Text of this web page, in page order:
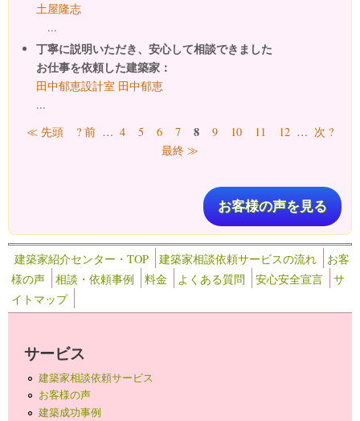
土屋隆志
...
丁寧に説明いただき、安心して相談できました
お仕事を依頼した建築家：
田中郁恵設計室 田中郁恵
...
ページ
≪ 先頭 ? 前 … 4 5 6 7 8 9 10 11 12 … 次 ?
最終 ≫
お客様の声を見る
建築家紹介センター・TOP 建築家相談依頼サービスの流れ
お客
様の声
相談・依頼事例 料金 よくある質問 安心安全宣言
サ
イトマップ
サービス
建築家相談依頼サービス
お客様の声
建築成功事例